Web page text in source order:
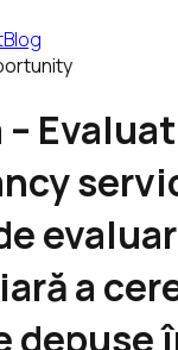
Blog
–
a